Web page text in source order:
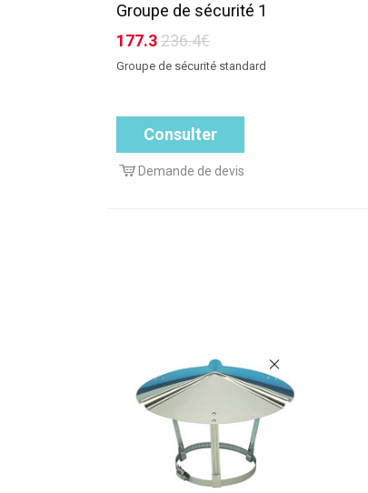
Groupe de sécurité 1
177.3236.4€
Groupe de sécurité standard
Consulter
Demande de devis